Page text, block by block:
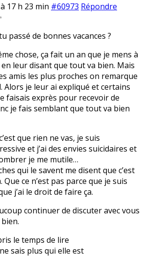
17 h 23 min #60973 Répondre
passé de bonnes vacances ?
chose, ça fait un an que je mens à
leur disant que tout va bien. Mais
amis les plus proches on remarque
Alors je leur ai expliqué et certains
faisais exprès pour recevoir de
je fais semblant que tout va bien
que rien ne vas, je suis
et j’ai des envies suicidaires et
je me mutile…
qui le savent me disent que c’est
Que ce n’est pas parce que je suis
j’ai le droit de faire ça.
continuer de discuter avec vous
le temps de lire
sais plus qui elle est